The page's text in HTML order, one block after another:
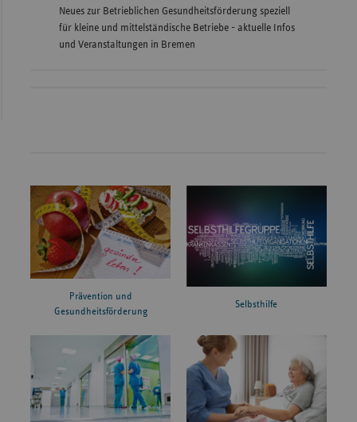
Neues zur Betrieblichen Gesundheitsförderung speziell
für kleine und mittelständische Betriebe - aktuelle Infos
und Veranstaltungen in Bremen
Prävention und
Gesundheitsförderung
Selbsthilfe